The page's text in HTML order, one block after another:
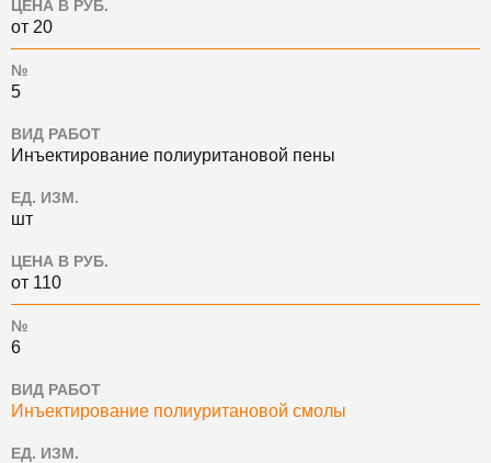
ЦЕНА В РУБ.
от 20
№
5
ВИД РАБОТ
Инъектирование полиуритановой пены
ЕД. ИЗМ.
шт
ЦЕНА В РУБ.
от 110
№
6
ВИД РАБОТ
Инъектирование полиуритановой смолы
ЕД. ИЗМ.